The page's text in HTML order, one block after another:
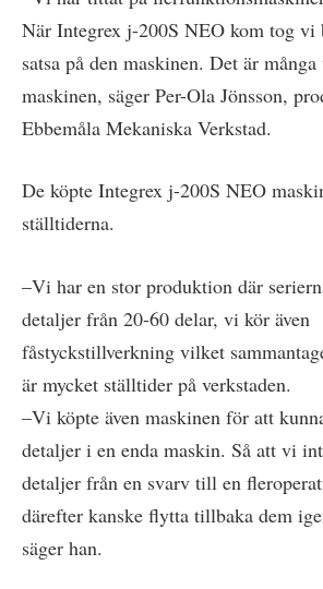
När Integrex j-200S NEO kom tog vi
satsa på den maskinen. Det är
maskinen, säger Per-Ola Jönsson,
Ebbemåla Mekaniska Verkstad.
De köpte Integrex j-200S NEO
ställtiderna.
–Vi har en stor produktion där
detaljer från 20-60 delar, vi kör även
fåstyckstillverkning vilket
är mycket ställtider på verkstaden.
–Vi köpte även maskinen för att
detaljer i en enda maskin. Så att vi
detaljer från en svarv till en
därefter kanske flytta tillbaka dem
säger han.